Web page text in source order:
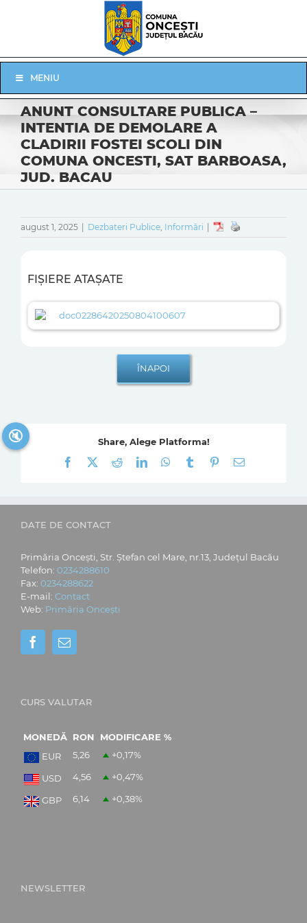
Navigation
MENIU
ANUNT CONSULTARE PUBLICA –
INTENTIA DE DEMOLARE A
CLADIRII FOSTEI SCOLI DIN
COMUNA ONCESTI, SAT BARBOASA,
JUD. BACAU
august 1, 2025 Dezbateri Publice, Informări
FIȘIERE ATAȘATE
doc02286420250804100607
Share, Alege Platforma!
Facebook
RedditLinkedInWhatsApp
Tumblr Pinterest
E-
DATE DE CONTACT
Primăria Oncești, Str. Ștefan cel Mare, nr.13, Județul Bacău
Telefon: 0234288610
Fax: 0234288622
E-mail: Contact
Web: Primăria Oncești
CURS VALUTAR
MONEDĂ RON
MODIFICARE %
EUR
5,26 +0,17%
USD 4,56 +0,47%
GBP 6,14 +0,38%
NEWSLETTER
🔇